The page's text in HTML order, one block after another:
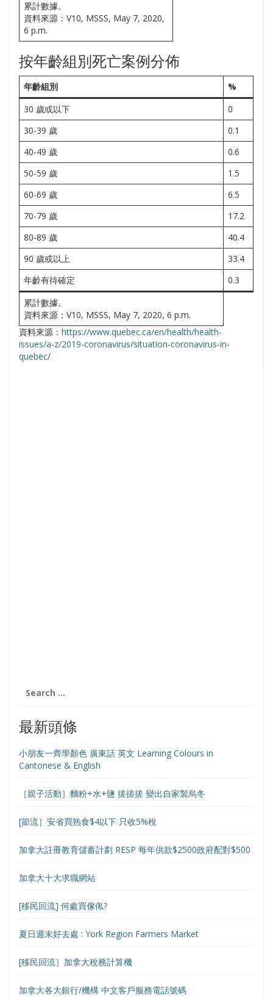
累計數據。
資料來源：V10, MSSS, May 7, 2020,
6 p.m.
按年齡組別死亡案例分佈
年齡組別
%
30 歲或以下
0
30-39 歲
0.1
40-49 歲
0.6
50-59 歲
1.5
60-69 歲
6.5
70-79 歲
17.2
80-89 歲
40.4
90 歲或以上
33.4
年齡有待確定
0.3
累計數據。
資料來源：V10, MSSS, May 7, 2020, 6 p.m.
資料來源： https://www.quebec.ca/en/health/health-
issues/a-z/2019-coronavirus/situation-coronavirus-in-
quebec/
for:
最新頭條
小朋友一齊學顏色 廣東話 英文 Learning Colours in
Cantonese & English
［親子活動］麵粉+水+鹽 搓搓搓 變出自家製烏冬
[節流］安省買熟食$4以下 只收5%稅
加拿大註冊教育儲蓄計劃 RESP 每年供款$2500政府配對$500
加拿大十大求職網站
[移民回流] 何處買傢俬?
夏日週末好去處 : York Region Farmers Market
[移民回流］加拿大稅務計算機
加拿大各大銀行/機構 中文客戶服務電話號碼